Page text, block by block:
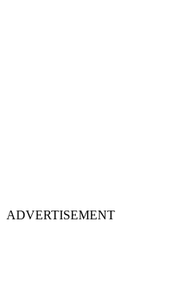
ADVERTISEMENT